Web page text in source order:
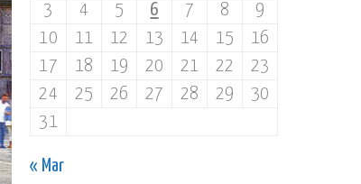
3
4 5 6 7 8
9
10
11 12 13 14 15
16
17
18 19 20 21 22
23
24
25 26 27 28 29
30
31
« Mar